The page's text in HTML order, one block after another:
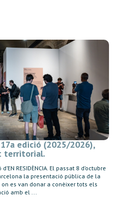
17a edició (2025/2026),
territorial.
RESIDÈNCIA. El passat 8 d’octubre
la presentació pública de la
on es van donar a conèixer tots els
amb el ...